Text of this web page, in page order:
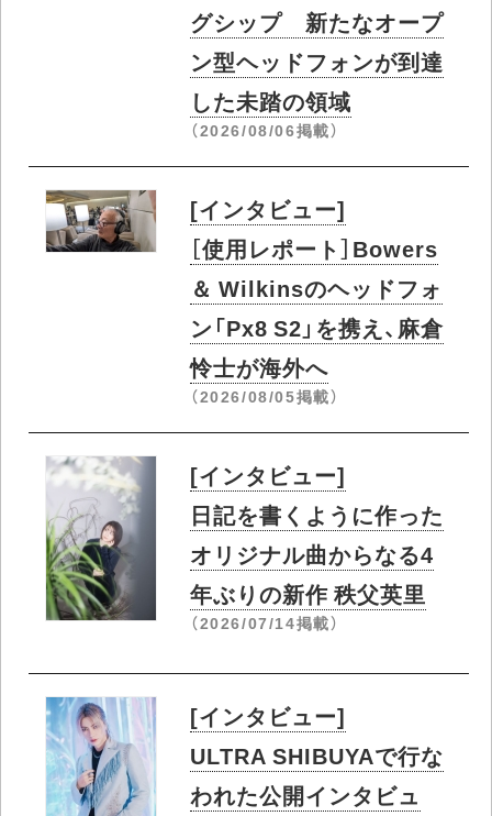
グシップ 新たなオープ
ン型ヘッドフォンが到達
した未踏の領域
（2026/08/06掲載）
[インタビュー]
［使用レポート］Bowers
＆ Wilkinsのヘッドフォ
ン「Px8 S2」を携え、麻倉
怜士が海外へ
（2026/08/05掲載）
[インタビュー]
日記を書くように作った
オリジナル曲からなる4
年ぶりの新作 秩父英里
（2026/07/14掲載）
[インタビュー]
ULTRA SHIBUYAで行な
われた公開インタビュ